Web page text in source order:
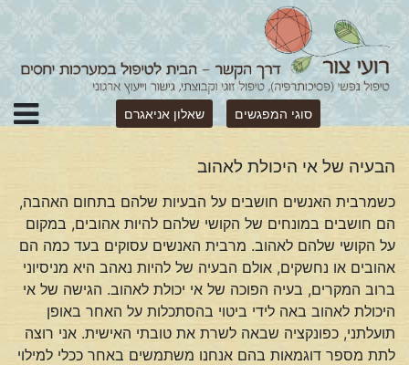
סוגי המפגשים שאלון אניאגרם
הבעיה של אי היכולת לאהוב
כשמרבית האנשים חושבים על הבעיות שלהם בתחום האהבה,
הם חושבים במונחים של הקושי שלהם להיות אהובים, במקום
על הקושי שלהם לאהוב. מרבית האנשים עסוקים בעד כמה הם
אהובים או נחשקים, אולם הבעיה של להיות נאהב היא מניסיוני
ברוב המקרים, בעיה הפוכה של אי יכולת לאהוב. הגישה של אי
היכולת לאהוב באה לידי ביטוי בהסתכלות על האחר באופן
תועלתני, כפונקציה שבאה לשרת את טובתי האישית. אני רוצה
לתת מספר דוגמאות בהם אנחנו משתמשים באחר ככלי למילוי